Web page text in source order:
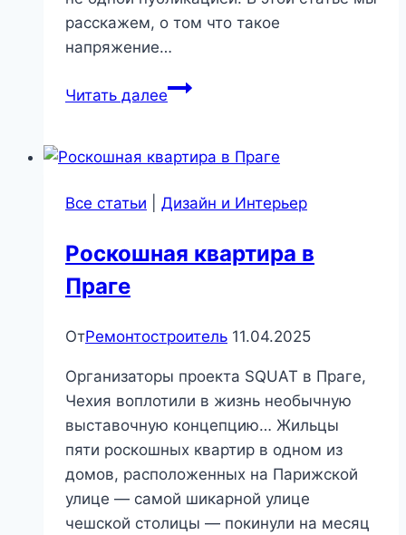
расскажем, о том что такое
напряжение…
Читать далееЗаземление:
защиты,
возникновения
Все статьи Дизайн и Интерьер
Роскошная квартира в
Праге
ОтРемонтостроитель 11.04.2025
Организаторы проекта SQUAT в Праге,
Чехия воплотили в жизнь необычную
выставочную концепцию… Жильцы
пяти роскошных квартир в одном из
домов, расположенных на Парижской
улице — самой шикарной улице
чешской столицы — покинули на месяц